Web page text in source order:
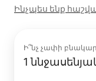
Ինչպես ենք
Ի՞նչ չափի
1